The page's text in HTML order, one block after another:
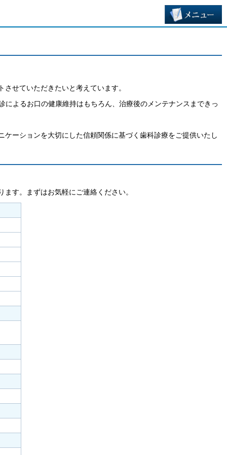
せていただきたいと考えています。
よるお口の健康維持はもちろん、治療後のメンテナンスまできっ
ーションを大切にした信頼関係に基づく歯科診療をご提供いたし
す。まずはお気軽にご連絡ください。